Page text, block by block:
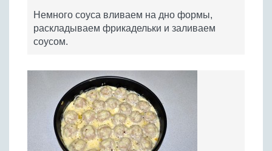
Немного соуса вливаем на дно формы,
раскладываем фрикадельки и заливаем
соусом.